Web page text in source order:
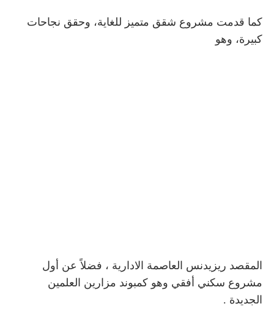
كما قدمت مشروع شقق متميز للغاية، وحقق نجاحات
كبيرة، وهو
المقصد ريزيدنس العاصمة الادارية ، فضلاً عن أول
مشروع سكني أفقي وهو كمبوند مزارين العلمين
الجديدة .